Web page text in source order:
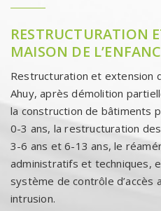
RESTRUCTURATION
MAISON DE
Restructuration et extension
Ahuy, après démolition
la construction de bâtiments
0-3 ans, la restructuration
3-6 ans et 6-13 ans, le
administratifs et techniques,
système de contrôle d’accès
intrusion.